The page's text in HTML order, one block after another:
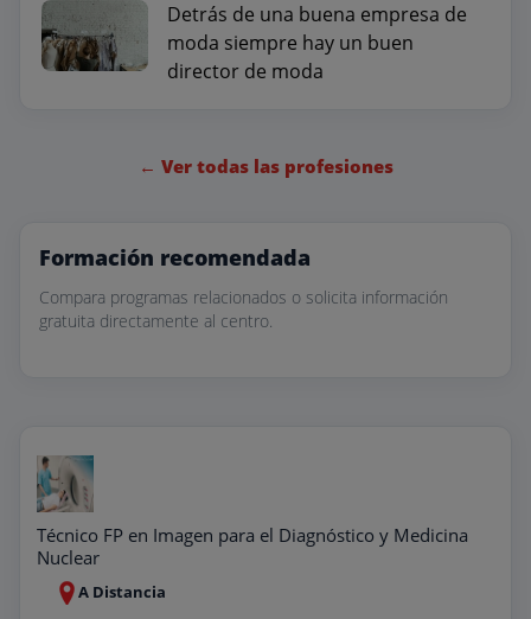
Detrás de una buena empresa de
moda siempre hay un buen
director de moda
← Ver todas las profesiones
Formación recomendada
Compara programas relacionados o solicita información
gratuita directamente al centro.
Técnico FP en Imagen para el Diagnóstico y Medicina
Nuclear
A Distancia